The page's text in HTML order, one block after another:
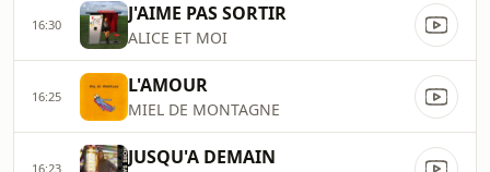
16:30 J'AIME PAS SORTIR
ALICE ET MOI
16:25 L'AMOUR
MIEL DE MONTAGNE
16:23 JUSQU'A DEMAIN